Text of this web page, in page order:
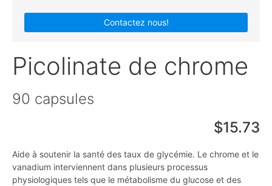
Contactez nous!
Picolinate de chrome
90 capsules
$15.73
Aide à soutenir la santé des taux de glycémie. Le chrome et le
vanadium interviennent dans plusieurs processus
physiologiques tels que le métabolisme du glucose et des